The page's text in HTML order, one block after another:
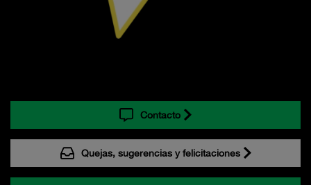
Contacto
Quejas, sugerencias y felicitaciones